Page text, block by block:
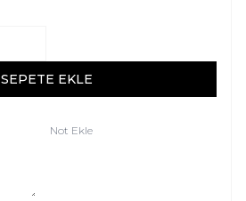
SEPETE EKLE
Not Ekle